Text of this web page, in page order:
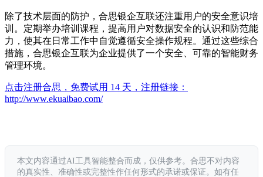
除了技术层面的防护，合思银企互联还注重用户的安全意识培
训。定期举办培训课程，提高用户对数据安全的认识和防范能
力，使其在日常工作中自觉遵循安全操作规程。通过这些综合
措施，合思银企互联为企业提供了一个安全、可靠的智能财务
管理环境。
点击注册合思，免费试用 14 天，注册链接：
http://www.ekuaibao.com/
本文内容通过AI工具智能整合而成，仅供参考。合思不对内容
的真实性、准确性或完整性作任何形式的承诺或保证。如有任